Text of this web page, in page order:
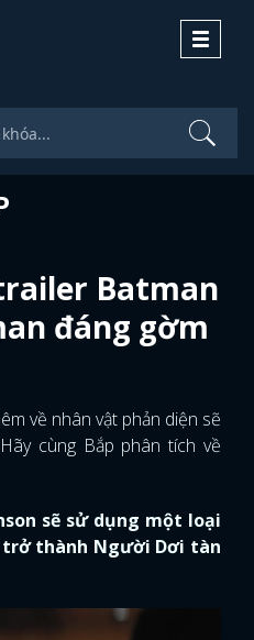
Toggle
Batman
đáng gờm
về nhân vật phản diện sẽ
cùng Bắp phân tích về
sẽ sử dụng một loại
thành Người Dơi tàn